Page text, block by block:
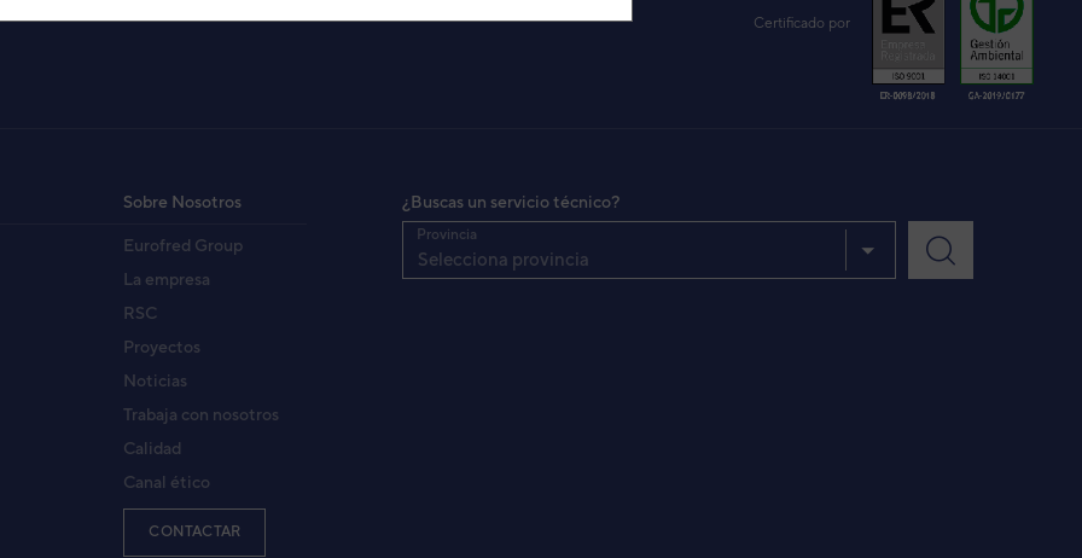
DISG07CRN2
Certificado por
Sobre Nosotros
Eurofred Group
La empresa
RSC
Proyectos
Noticias
Trabaja con nosotros
Calidad
Canal ético
CONTACTAR
¿Buscas un servicio técnico?
Selecciona provincia
Provincia